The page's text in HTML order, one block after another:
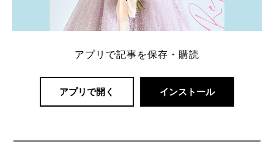
アプリで記事を保存・購読
アプリで開く インストール